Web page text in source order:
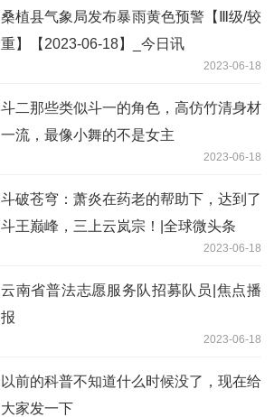
桑植县气象局发布暴雨黄色预警【Ⅲ级/较
重】【2023-06-18】_今日讯
2023-06-18
斗二那些类似斗一的角色，高仿竹清身材
一流，最像小舞的不是女主
2023-06-18
斗破苍穹：萧炎在药老的帮助下，达到了
斗王巅峰，三上云岚宗！|全球微头条
2023-06-18
云南省普法志愿服务队招募队员|焦点播
报
2023-06-18
以前的科普不知道什么时候没了，现在给
大家发一下